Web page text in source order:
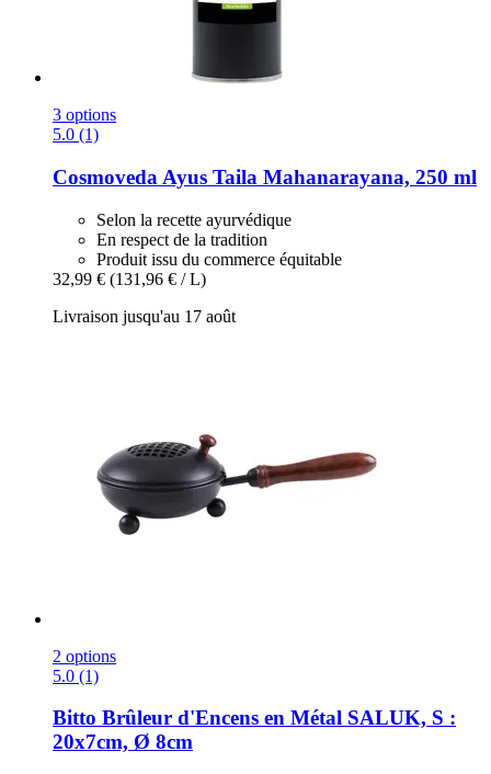
3 options
5.0 (1)
Cosmoveda Ayus Taila Mahanarayana, 250 ml
Selon la recette ayurvédique
En respect de la tradition
Produit issu du commerce équitable
32,99 € (131,96 € / L)
Livraison jusqu'au 17 août
2 options
5.0 (1)
Bitto Brûleur d'Encens en Métal SALUK, S :
20x7cm, Ø 8cm